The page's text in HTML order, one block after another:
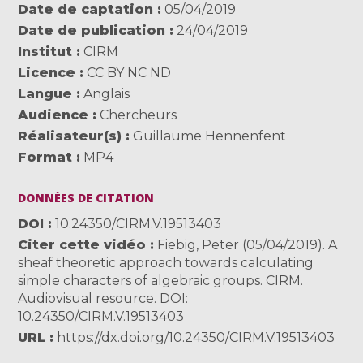
Date de captation
05/04/2019
Date de publication
24/04/2019
Institut
CIRM
Licence
CC BY NC ND
Langue
Anglais
Audience
Chercheurs
Réalisateur(s)
Guillaume Hennenfent
Format
MP4
DONNÉES DE CITATION
DOI
10.24350/CIRM.V.19513403
Citer cette vidéo
Fiebig, Peter (05/04/2019). A
sheaf theoretic approach towards calculating
simple characters of algebraic groups. CIRM.
Audiovisual resource. DOI:
10.24350/CIRM.V.19513403
URL
https://dx.doi.org/10.24350/CIRM.V.19513403